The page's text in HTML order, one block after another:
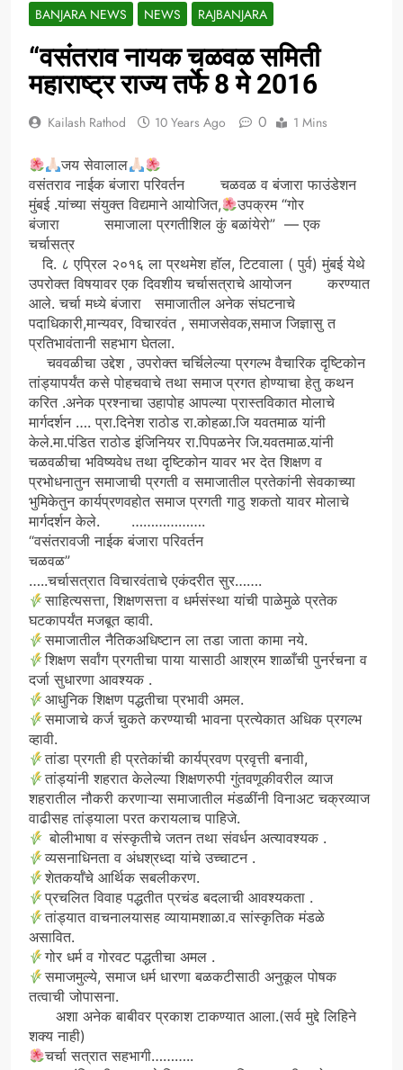
BANJARA NEWS NEWS RAJBANJARA
“वसंतराव नायक चळवळ समिती
महाराष्ट्र राज्य तर्फे 8 मे 2016
Kailash Rathod 10 Years Ago 0 1 Mins
जय सेवालाल
वसंतराव नाईक बंजारा परिवर्तन चळवळ व बंजारा फाउंडेशन
मुंबई .यांच्या संयुक्त विद्यमाने आयोजित,
उपक्रम “गोर
बंजारा समाजाला प्रगतीशिल कुं बळांयेरो” — एक
चर्चासत्र
दि. ८ एप्रिल २०१६ ला प्रथमेश हॉल, टिटवाला ( पुर्व) मुंबई येथे
उपरोक्त विषयावर एक दिवशीय चर्चासत्राचे आयोजन करण्यात
आले. चर्चा मध्ये बंजारा समाजातील अनेक संघटनाचे
पदाधिकारी,मान्यवर, विचारवंत , समाजसेवक,समाज जिज्ञासु त
प्रतिभावंतानी सहभाग घेतला.
चववळीचा उद्देश , उपरोक्त चर्चिलेल्या प्रगल्भ वैचारिक दृष्टिकोन
तांड्यापर्यंत कसे पोहचवाचे तथा समाज प्रगत होण्याचा हेतु कथन
करित .अनेक प्रश्नाचा उहापोह आपल्या प्रास्तविकात मोलाचे
मार्गदर्शन …. प्रा.दिनेश राठोड रा.कोहळा.जि यवतमाळ यांनी
केले.मा.पंडित राठोड इंजिनियर रा.पिपळनेर जि.यवतमाळ.यांनी
चळवळीचा भविष्यवेध तथा दृष्टिकोन यावर भर देत शिक्षण व
प्रभोधनातुन समाजाची प्रगती व समाजातील प्रतेकांनी सेवकाच्या
भुमिकेतुन कार्यप्रणवहोत समाज प्रगती गाठु शकतो यावर मोलाचे
मार्गदर्शन केले. ……………….
“वसंतरावजी नाईक बंजारा परिवर्तन
चळवळ”
…..चर्चासत्रात विचारवंताचे एकंदरीत सुर…….
साहित्यसत्ता, शिक्षणसत्ता व धर्मसंस्था यांची पाळेमुळे प्रतेक
घटकापर्यंत मजबूत व्हावी.
समाजातील नैतिकअधिष्टान ला तडा जाता कामा नये.
शिक्षण सर्वांग प्रगतीचा पाया यासाठी आश्रम शाळाँची पुनर्रचना व
दर्जा सुधारणा आवश्यक .
आधुनिक शिक्षण पद्धतीचा प्रभावी अमल.
समाजाचे कर्ज चुकते करण्याची भावना प्रत्येकात अधिक प्रगल्भ
व्हावी.
तांडा प्रगती ही प्रतेकांची कार्यप्रवण प्रवृत्ती बनावी,
तांड्यांनी शहरात केलेल्या शिक्षणरुपी गुंतवणूकीवरील व्याज
शहरातील नौकरी करणाऱ्या समाजातील मंडळींनी विनाअट चक्रव्याज
वाढीसह तांड्याला परत करायलाच पाहिजे.
बोलीभाषा व संस्कृतीचे जतन तथा संवर्धन अत्यावश्यक .
व्यसनाधिनता व अंधश्रध्दा यांचे उच्चाटन .
शेतकर्याँचे आर्थिक सबलीकरण.
प्रचलित विवाह पद्धतीत प्रचंड बदलाची आवश्यकता .
तांड्यात वाचनालयासह व्यायामशाळा.व सांस्कृतिक मंडळे
असावित.
गोर धर्म व गोरवट पद्धतीचा अमल .
समाजमुल्ये, समाज धर्म धारणा बळकटीसाठी अनुकूल पोषक
तत्वाची जोपासना.
अशा अनेक बाबीवर प्रकाश टाकण्यात आला.(सर्व मुद्दे लिहिने
शक्य नाही)
चर्चा सत्रात सहभागी………..